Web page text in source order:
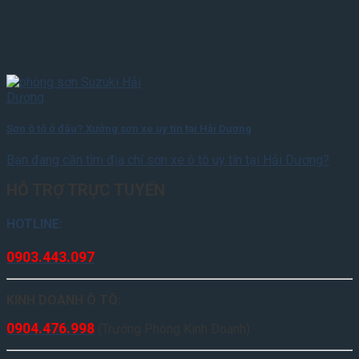
Sơn ô tô ở đâu? Xưởng sơn xe uy tín tại Hải Dương
Bạn đang cần tìm địa chỉ sơn xe ô tô uy tín tại Hải Dương?
HOTLINE:
0903.443.097
0904.476.998